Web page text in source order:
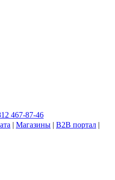
467-87-46
| Магазины | B2B портал |